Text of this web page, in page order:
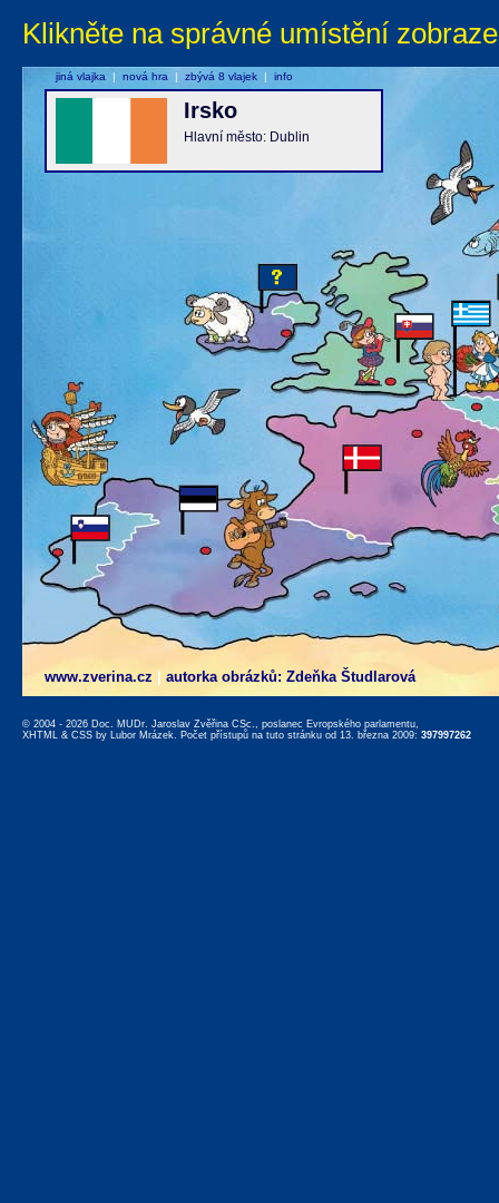
Klikněte na správné umístění
www.zverina.cz autorka obrázků: Zdeňka Študlarová
Irsko
Hlavní město: Dublin
jiná vlajka | nová hra | zbývá 8 vlajek | info
© 2004 - 2026 Doc. MUDr. Jaroslav Zvěřina CSc., poslanec Evropského parlamentu,
XHTML & CSS by Lubor Mrázek. Počet přístupů na tuto stránku od 13. března 2009: 397997262